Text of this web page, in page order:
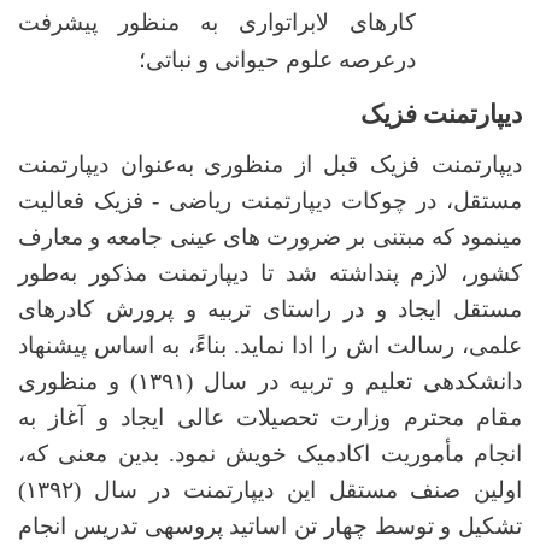
کارهای لابراتواری به منظور پیشرفت
درعرصه علوم حیوانی و نباتی؛
دیپارتمنت فزیک
دیپارتمنت فزیک قبل از منظوری به‌عنوان دیپارتمنت
مستقل، در چوکات دیپارتمنت ریاضی - فزیک فعالیت
می­نمود که مبتنی بر ضرورت های عینی جامعه و معارف
کشور، لازم پنداشته شد تا دیپارتمنت مذکور به‌طور
مستقل ایجاد و در راستای تربیه و پرورش کادرهای
علمی، رسالت اش را ادا نماید. بناءً، به اساس پیش­نهاد
دانشکده­ی تعلیم و تربیه در سال (۱۳۹۱) و منظوری
مقام محترم وزارت تحصیلات عالی ایجاد و آغاز به
انجام مأموریت اکادمیک خویش نمود. بدین معنی که،
اولین صنف مستقل این دیپارتمنت در سال (۱۳۹۲)
تشکیل و توسط چهار تن اساتید پروسه­ی تدریس انجام